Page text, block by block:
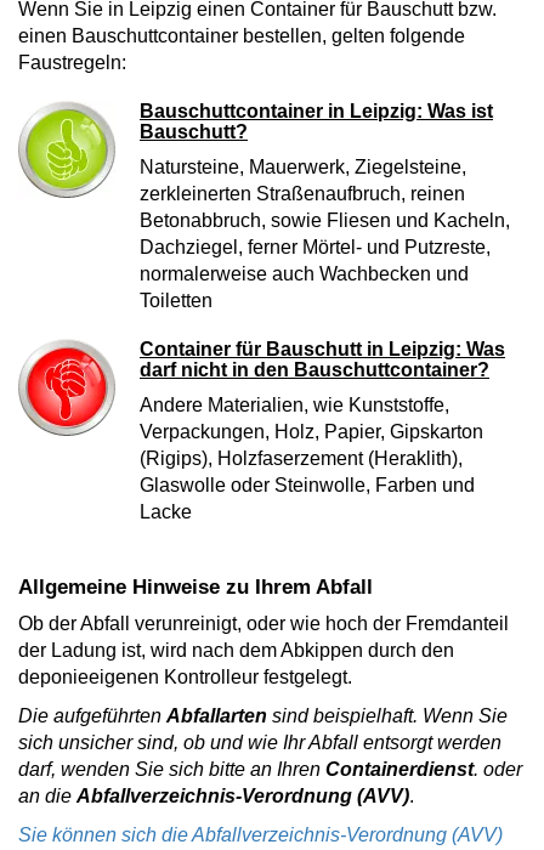
Wenn Sie in Leipzig einen Container für Bauschutt bzw.
einen Bauschuttcontainer bestellen, gelten folgende
Faustregeln:
Bauschuttcontainer in Leipzig: Was ist
Bauschutt?
Natursteine, Mauerwerk, Ziegelsteine,
zerkleinerten Straßenaufbruch, reinen
Betonabbruch, sowie Fliesen und Kacheln,
Dachziegel, ferner Mörtel- und Putzreste,
normalerweise auch Wachbecken und
Toiletten
Container für Bauschutt in Leipzig: Was
darf nicht in den Bauschuttcontainer?
Andere Materialien, wie Kunststoffe,
Verpackungen, Holz, Papier, Gipskarton
(Rigips), Holzfaserzement (Heraklith),
Glaswolle oder Steinwolle, Farben und
Lacke
Allgemeine Hinweise zu Ihrem Abfall
Ob der Abfall verunreinigt, oder wie hoch der Fremdanteil
der Ladung ist, wird nach dem Abkippen durch den
deponieeigenen Kontrolleur festgelegt.
Die aufgeführten Abfallarten sind beispielhaft. Wenn Sie
sich unsicher sind, ob und wie Ihr Abfall entsorgt werden
darf, wenden Sie sich bitte an Ihren Containerdienst. oder
an die Abfallverzeichnis-Verordnung (AVV).
Sie können sich die Abfallverzeichnis-Verordnung (AVV)